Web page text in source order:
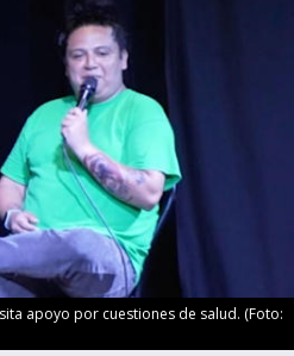
apoyo por cuestiones de salud. (Foto: